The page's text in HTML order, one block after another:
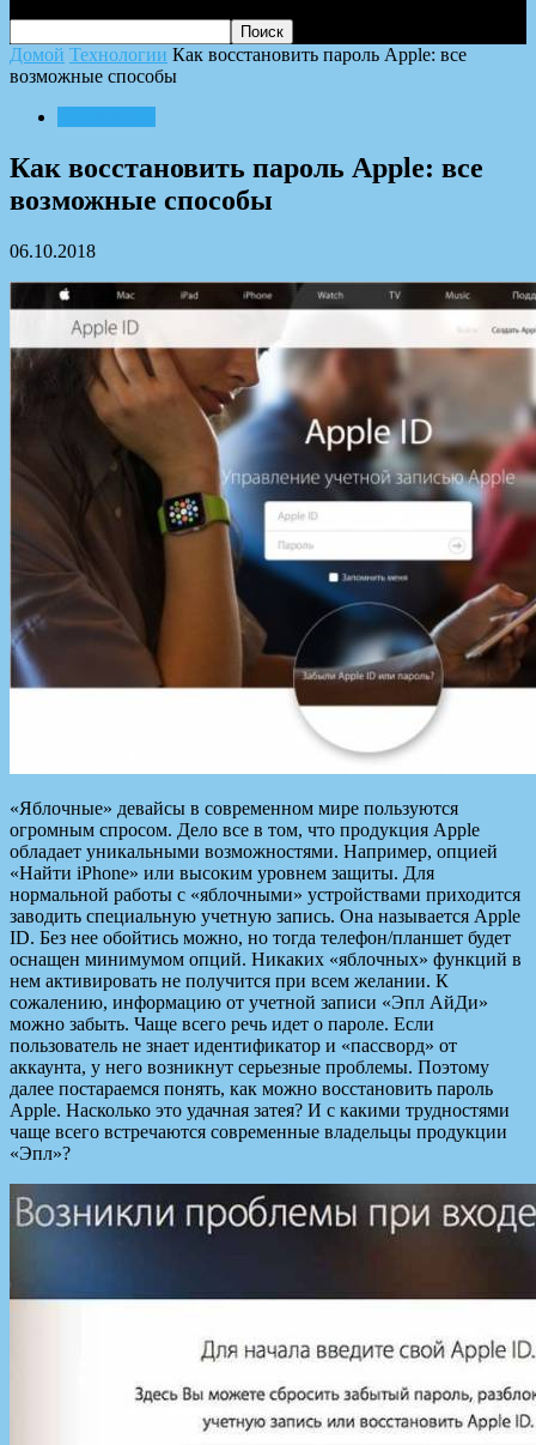
Домой Технологии Как восстановить пароль Apple: все
возможные способы
Как восстановить пароль Apple: все
возможные способы
06.10.2018
«Яблочные» девайсы в современном мире пользуются
огромным спросом. Дело все в том, что продукция Apple
обладает уникальными возможностями. Например, опцией
«Найти iPhone» или высоким уровнем защиты. Для
нормальной работы с «яблочными» устройствами приходится
заводить специальную учетную запись. Она называется Apple
ID. Без нее обойтись можно, но тогда телефон/планшет будет
оснащен минимумом опций. Никаких «яблочных» функций в
нем активировать не получится при всем желании. К
сожалению, информацию от учетной записи «Эпл АйДи»
можно забыть. Чаще всего речь идет о пароле. Если
пользователь не знает идентификатор и «пассворд» от
аккаунта, у него возникнут серьезные проблемы. Поэтому
далее постараемся понять, как можно восстановить пароль
Apple. Насколько это удачная затея? И с какими трудностями
чаще всего встречаются современные владельцы продукции
«Эпл»?